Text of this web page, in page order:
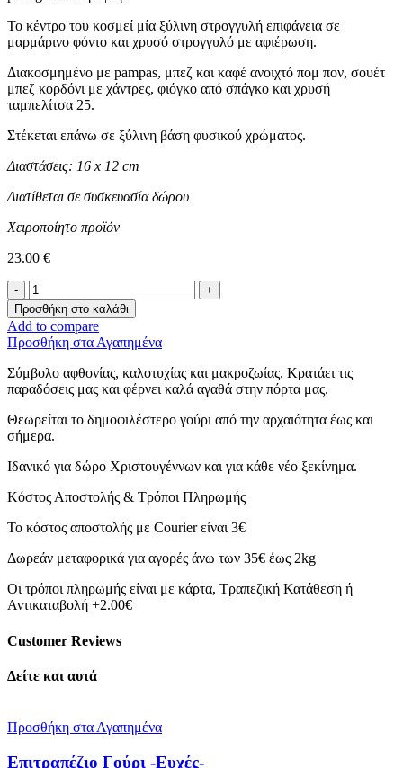
Το κέντρο του κοσμεί μία ξύλινη στρογγυλή επιφάνεια σε
μαρμάρινο φόντο και χρυσό στρογγυλό με αφιέρωση.
Διακοσμημένο με pampas, μπεζ και καφέ ανοιχτό πομ πον, σουέτ
μπεζ κορδόνι με χάντρες, φιόγκο από σπάγκο και χρυσή
ταμπελίτσα 25.
Στέκεται επάνω σε ξύλινη βάση φυσικού χρώματος.
Διαστάσεις: 16 x 12 cm
Διατίθεται σε συσκευασία δώρου
Χειροποίητο προϊόν
23.00 €
Επιτραπέζιο
Γούρι
-Λευκό
Ρόδι-
ποσότητα
Προσθήκη στο καλάθι
Add to compare
Προσθήκη στα Αγαπημένα
Σύμβολο αφθονίας, καλοτυχίας και μακροζωίας. Κρατάει τις
παραδόσεις μας και φέρνει καλά αγαθά στην πόρτα μας.
Θεωρείται το δημοφιλέστερο γούρι από την αρχαιότητα έως και
σήμερα.
Ιδανικό για δώρο Χριστουγέννων και για κάθε νέο ξεκίνημα.
Κόστος Αποστολής & Τρόποι Πληρωμής
Το κόστος αποστολής με Courier είναι 3€
Δωρεάν μεταφορικά για αγορές άνω των 35€ έως 2kg
Οι τρόποι πληρωμής είναι με κάρτα, Τραπεζική Κατάθεση ή
Αντικαταβολή +2.00€
Customer Reviews
Δείτε και αυτά
Προσθήκη στα Αγαπημένα
Επιτραπέζιο Γούρι -Ευχές-